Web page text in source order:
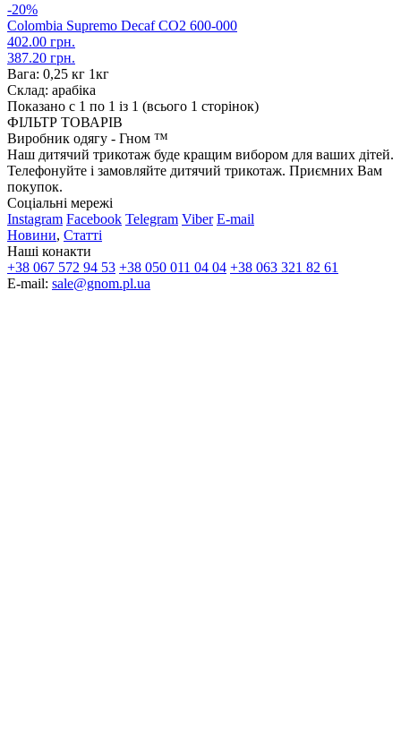
-20%
Colombia Supremo Decaf CO2 600-000
402.00 грн.
387.20 грн.
Вага: 0,25 кг 1кг
Склад: арабіка
Показано с 1 по 1 із 1 (всього 1 сторінок)
ФІЛЬТР ТОВАРІВ
Виробник одягу - Гном ™
Наш дитячий трикотаж буде кращим вибором для ваших дітей.
Телефонуйте і замовляйте дитячий трикотаж. Приємних Вам
покупок.
Соціальні мережі
Instagram Facebook Telegram Viber E-mail
Новини, Статті
Наші конакти
+38 067 572 94 53 +38 050 011 04 04 +38 063 321 82 61
E-mail: sale@gnom.pl.ua